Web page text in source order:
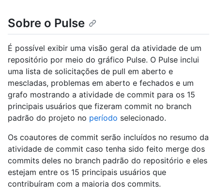
Sobre o Pulse
É possível exibir uma visão geral da atividade de um
repositório por meio do gráfico Pulse. O Pulse inclui
uma lista de solicitações de pull em aberto e
mescladas, problemas em aberto e fechados e um
grafo mostrando a atividade de commit para os 15
principais usuários que fizeram commit no branch
padrão do projeto no período selecionado.
Os coautores de commit serão incluídos no resumo da
atividade de commit caso tenha sido feito merge dos
commits deles no branch padrão do repositório e eles
estejam entre os 15 principais usuários que
contribuíram com a maioria dos commits.